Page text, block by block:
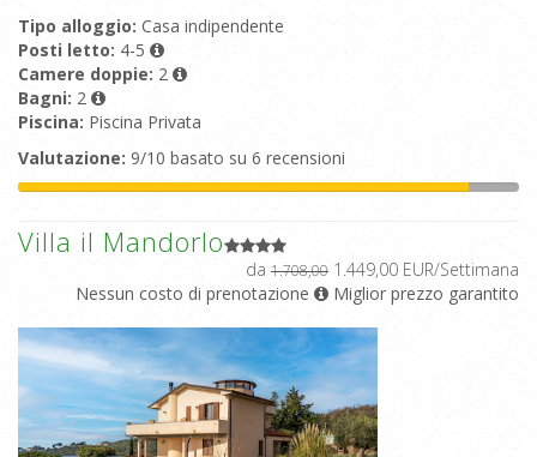
Tipo alloggio: Casa indipendente
Posti letto: 4-5
Camere doppie: 2
Bagni: 2
Piscina: Piscina Privata
Valutazione: 9/10 basato su 6 recensioni
Villa il Mandorlo
da 1.708,00 1.449,00 EUR/Settimana
Nessun costo di prenotazione
Miglior prezzo garantito